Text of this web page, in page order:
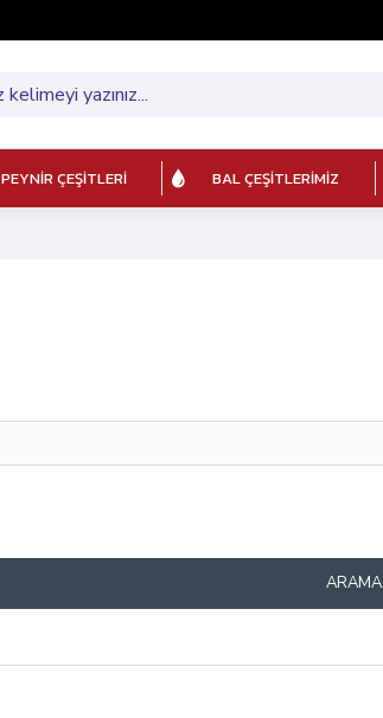
PEYNIR ÇEŞITLERI BAL ÇEŞITLERIMIZ
ARAMA